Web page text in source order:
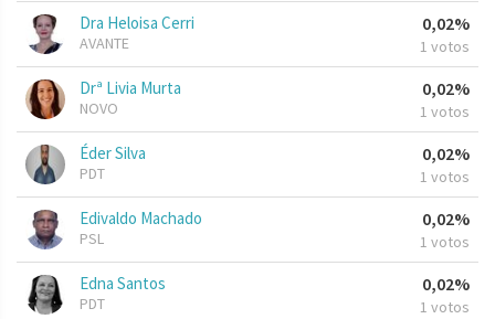
Dra Heloisa Cerri
AVANTE
0,02%
1 votos
Drª Livia Murta
NOVO
0,02%
1 votos
Éder Silva
PDT
0,02%
1 votos
Edivaldo Machado
PSL
0,02%
1 votos
Edna Santos
PDT
0,02%
1 votos